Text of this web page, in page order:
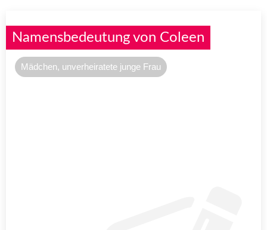
Namensbedeutung von Coleen
Mädchen, unverheiratete junge Frau